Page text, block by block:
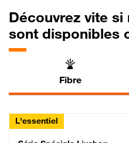
Découvrez vite
sont disponibles
Fibre
L'essentiel